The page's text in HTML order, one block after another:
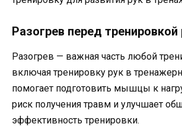
Разогрев перед тренировкой
Разогрев — важная часть любой
включая тренировку рук в
помогает подготовить мышцы к
риск получения травм и улучшает
эффективность тренировки.